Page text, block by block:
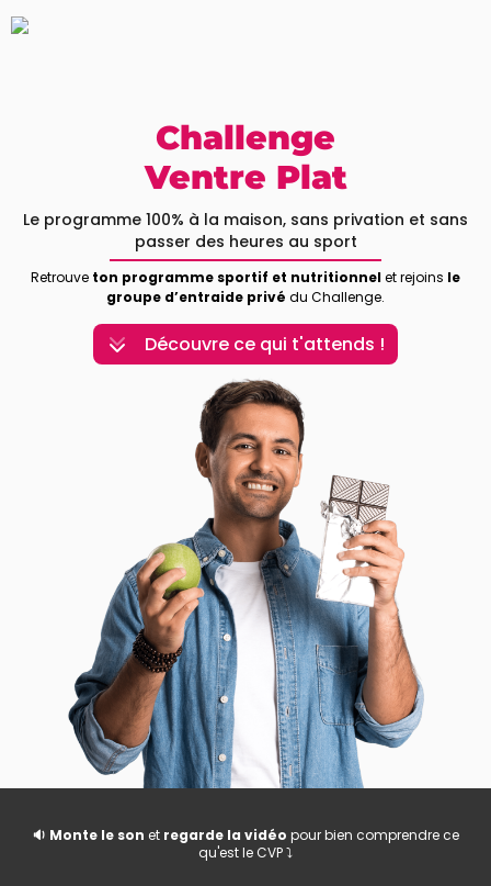
Challenge
Ventre Plat
Le programme 100% à la maison, sans privation et sans
passer des heures au sport
Retrouve ton programme sportif et nutritionnelet rejoins le
groupe d’entraide privé du Challenge.
Découvre ce qui t'attends !
🔉 Monte le son et regarde la vidéo pour bien comprendre ce
qu'est le CVP ⤵️